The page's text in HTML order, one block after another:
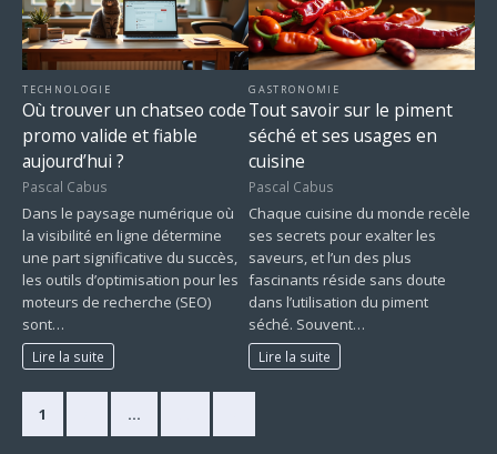
TECHNOLOGIE
Où trouver un chatseo code
promo valide et fiable
aujourd’hui ?
Pascal Cabus
Dans le paysage numérique où
la visibilité en ligne détermine
une part significative du succès,
les outils d’optimisation pour les
moteurs de recherche (SEO)
sont…
Lire la suite
GASTRONOMIE
Tout savoir sur le piment
séché et ses usages en
cuisine
Pascal Cabus
Chaque cuisine du monde recèle
ses secrets pour exalter les
saveurs, et l’un des plus
fascinants réside sans doute
dans l’utilisation du piment
séché. Souvent…
Lire la suite
1 …